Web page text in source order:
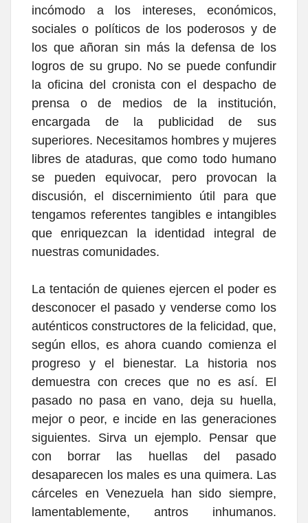
incómodo a los intereses, económicos,
sociales o políticos de los poderosos y de
los que añoran sin más la defensa de los
logros de su grupo. No se puede confundir
la oficina del cronista con el despacho de
prensa o de medios de la institución,
encargada de la publicidad de sus
superiores. Necesitamos hombres y mujeres
libres de ataduras, que como todo humano
se pueden equivocar, pero provocan la
discusión, el discernimiento útil para que
tengamos referentes tangibles e intangibles
que enriquezcan la identidad integral de
nuestras comunidades.
La tentación de quienes ejercen el poder es
desconocer el pasado y venderse como los
auténticos constructores de la felicidad, que,
según ellos, es ahora cuando comienza el
progreso y el bienestar. La historia nos
demuestra con creces que no es así. El
pasado no pasa en vano, deja su huella,
mejor o peor, e incide en las generaciones
siguientes. Sirva un ejemplo. Pensar que
con borrar las huellas del pasado
desaparecen los males es una quimera. Las
cárceles en Venezuela han sido siempre,
lamentablemente, antros inhumanos.